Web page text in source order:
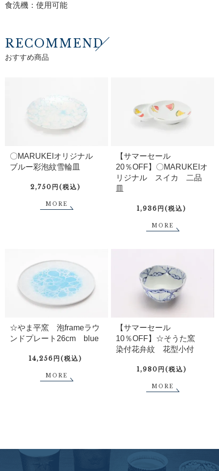
食洗機：使用可能
RECOMMEND
おすすめ商品
〇MARUKEIオリジナル
ブルー彩泡紋雪輪皿
2,750円(税込)
MORE
【サマーセール
20％OFF】〇MARUKEIオ
リジナル スイカ 二品
皿
1,936円(税込)
MORE
☆やま平窯 泡frameラウ
ンドプレート26cm blue
14,256円(税込)
MORE
【サマーセール
10％OFF】☆そうた窯
染付花弁紋 花型小付
1,980円(税込)
MORE